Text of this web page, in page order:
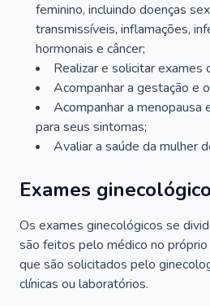
feminino, incluindo doenças
transmissíveis, inflamações,
hormonais e câncer;
Realizar e solicitar exames
Acompanhar a gestação e
Acompanhar a menopausa
para seus sintomas;
Avaliar a saúde da mulher
Exames
Os exames ginecológicos se
são feitos pelo médico no
que são solicitados pelo
clínicas ou laboratórios.